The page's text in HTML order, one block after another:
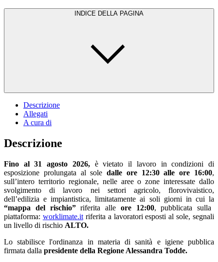
INDICE DELLA PAGINA
Descrizione
Allegati
A cura di
Descrizione
Fino al 31 agosto 2026,è vietato il lavoro in condizioni di
esposizione prolungata al soledalle ore 12:30 alle ore 16:00,
sull’intero territorio regionale, nelle aree o zone interessate dallo
svolgimento di lavoro nei settori agricolo, florovivaistico,
dell’edilizia e impiantistica, limitatamente ai soli giorni in cui la
“mappa del rischio”riferita alle ore 12:00, pubblicata sulla
piattaforma: worklimate.itriferita a lavoratori esposti al sole, segnali
un livello di rischio ALTO.
Lo stabilisce l'ordinanza in materia di sanità e igiene pubblica
firmata dalla presidente della Regione Alessandra Todde.